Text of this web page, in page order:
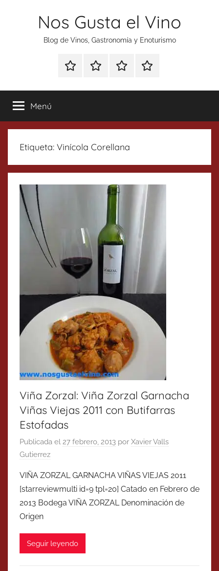
Nos Gusta el Vino
Blog de Vinos, Gastronomía y Enoturismo
Especial
Tonics
Enoturismo
Gastronomía
RankingContacto
Menú
Etiqueta: Vinícola Corellana
Viña Zorzal: Viña Zorzal Garnacha
Viñas Viejas 2011 con Butifarras
Estofadas
Publicada el 27 febrero, 2013 por Xavier Valls
Gutierrez
VIÑA ZORZAL GARNACHA VIÑAS VIEJAS 2011
[starreviewmulti id=9 tpl=20] Catado en Febrero de
2013 Bodega VIÑA ZORZAL Denominación de
Origen
Seguir leyendo